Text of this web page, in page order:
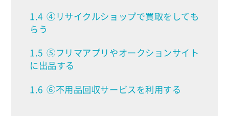
1.4 ④リサイクルショップで買取をしても
らう
1.5 ⑤フリマアプリやオークションサイト
に出品する
1.6 ⑥不用品回収サービスを利用する